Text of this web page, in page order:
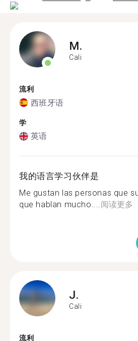
M.
Cali
流利
西班牙语
学
英语
我的语言学习伙伴是
Me gustan las personas que
que hablan mucho....阅读更多
J.
Cali
流利